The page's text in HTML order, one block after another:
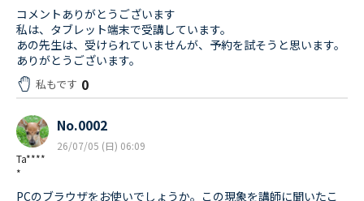
コメントありがとうございます
私は、タブレット端末で受講しています。
あの先生は、受けられていませんが、予約を試そうと思います。
ありがとうございます。
私もです 0
Ta****
*
No.0002
26/07/05 (日) 06:09
PCのブラウザをお使いでしょうか。この現象を講師に聞いたこ